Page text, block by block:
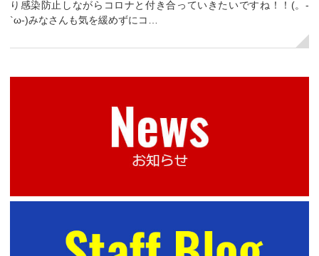
り感染防止しながらコロナと付き合っていきたいですね！！(。-
`ω-)みなさんも気を緩めずにコ…